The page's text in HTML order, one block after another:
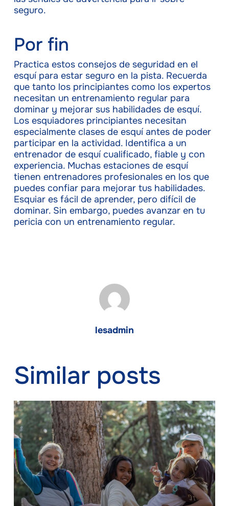
seguro.
Por fin
Practica estos consejos de seguridad en el
esquí para estar seguro en la pista. Recuerda
que tanto los principiantes como los expertos
necesitan un entrenamiento regular para
dominar y mejorar sus habilidades de esquí.
Los esquiadores principiantes necesitan
especialmente clases de esquí antes de poder
participar en la actividad. Identifica a un
entrenador de esquí cualificado, fiable y con
experiencia. Muchas estaciones de esquí
tienen entrenadores profesionales en los que
puedes confiar para mejorar tus habilidades.
Esquiar es fácil de aprender, pero difícil de
dominar. Sin embargo, puedes avanzar en tu
pericia con un entrenamiento regular.
lesadmin
Similar posts